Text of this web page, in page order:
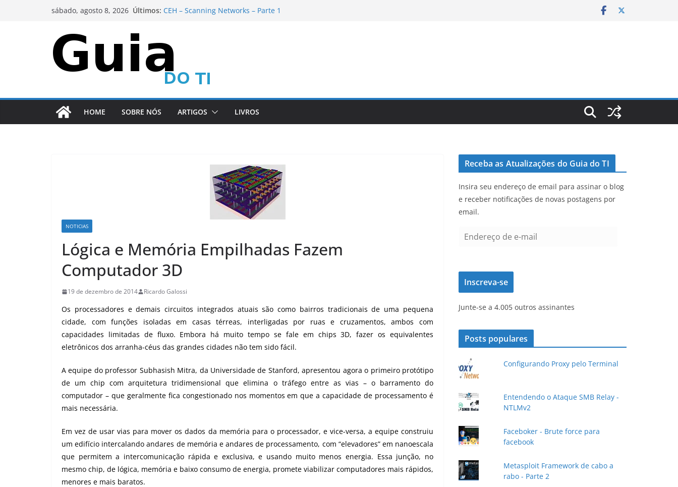
sábado, agosto 8, 2026 Últimos: CEH – Scanning Networks – Parte 1
Metasploit Framework de cabo a rabo – Parte 4
HOME SOBRE NÓS ARTIGOS LIVROS
NOTICIAS
Lógica e Memória Empilhadas Fazem
Computador 3D
19 de dezembro de 2014 Ricardo Galossi
Os processadores e demais circuitos integrados atuais são como bairros tradicionais de uma pequena
cidade, com funções isoladas em casas térreas, interligadas por ruas e cruzamentos, ambos com
capacidades limitadas de fluxo. Embora há muito tempo se fale em chips 3D, fazer os equivalentes
eletrônicos dos arranha-céus das grandes cidades não tem sido fácil.
A equipe do professor Subhasish Mitra, da Universidade de Stanford, apresentou agora o primeiro protótipo
de um chip com arquitetura tridimensional que elimina o tráfego entre as vias – o barramento do
computador – que geralmente fica congestionado nos momentos em que a capacidade de processamento é
mais necessária.
Em vez de usar vias para mover os dados da memória para o processador, e vice-versa, a equipe construiu
um edifício intercalando andares de memória e andares de processamento, com “elevadores” em nanoescala
que permitem a intercomunicação rápida e exclusiva, e usando muito menos energia. Essa junção, no
mesmo chip, de lógica, memória e baixo consumo de energia, promete viabilizar computadores mais rápidos,
menores e mais baratos.
Receba as Atualizações do Guia do TI
Insira seu endereço de email para assinar o blog
e receber notificações de novas postagens por
email.
e
e
ç
d
e
-
a
i
Inscreva-se
Junte-se a 4.005 outros assinantes
Posts populares
Configurando Proxy pelo Terminal
Entendendo o Ataque SMB Relay -
NTLMv2
Faceboker - Brute force para
facebook
Metasploit Framework de cabo a
rabo - Parte 2